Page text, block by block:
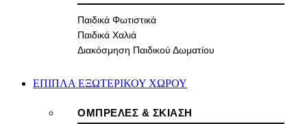
Παιδικά Φωτιστικά
Παιδικά Χαλιά
Διακόσμηση Παιδικού Δωματίου
ΕΠΙΠΛΑ ΕΞΩΤΕΡΙΚΟΥ ΧΩΡΟΥ
ΟΜΠΡΕΛΕΣ & ΣΚΙΑΣΗ